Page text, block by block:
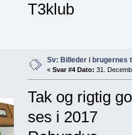
T3klub
Sv: Billeder i brugernes
« Svar #4 Dato: 31.
Tak og rigtig
ses i 2017